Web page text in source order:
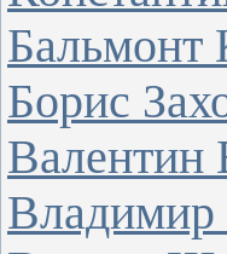
Бальмонт
Борис
Валентин
Владимир